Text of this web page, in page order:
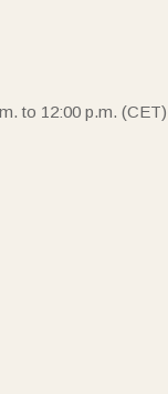
to 12:00 p.m. (CET)